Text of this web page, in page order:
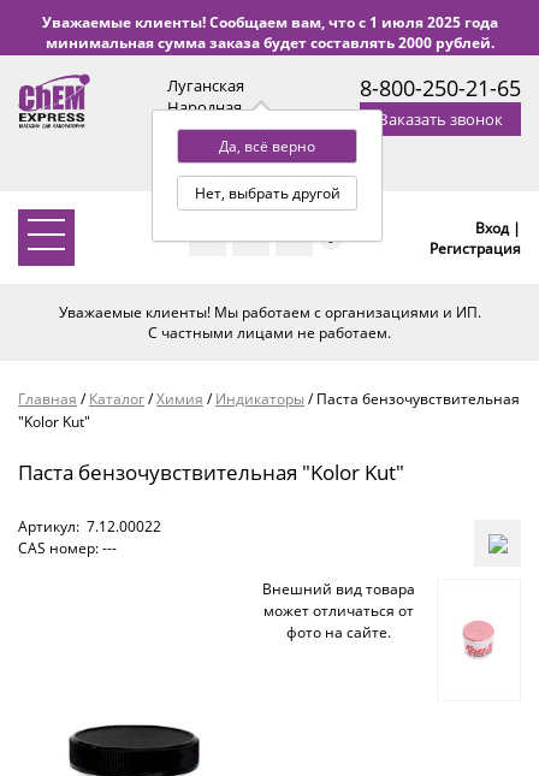
Уважаемые клиенты! Сообщаем вам, что с 1 июля 2025 года
минимальная сумма заказа будет составлять 2000 рублей.
Луганская
Народная
Республика
Да, всё верно
Нет, выбрать другой
с 9:00 до 18:00 по Уфе
(+2 МСК)
8-800-250-21-65
Заказать звонок
0
Вход |
Регистрация
Уважаемые клиенты! Мы работаем с организациями и ИП.
С частными лицами не работаем.
Главная /Каталог/Химия /Индикаторы/Паста бензочувствительная
"Kolor Kut"
Паста бензочувствительная "Kolor Kut"
Артикул: 7.12.00022
CAS номер: ---
Внешний вид товара
может отличаться от
фото на сайте.